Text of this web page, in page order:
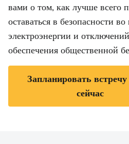
вами о том, как лучше всего
оставаться в безопасности
электроэнергии и
обеспечения общественной
Запланировать
сейчас